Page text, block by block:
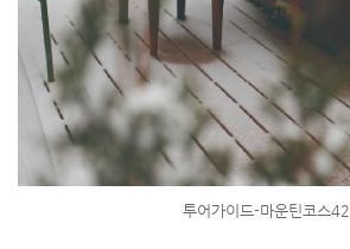
투어가이드-마운틴코스42